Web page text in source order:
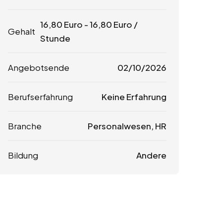
Gehalt
16,80 Euro -16,80 Euro /
Stunde
Angebotsende 02/10/2026
Berufserfahrung Keine Erfahrung
Branche Personalwesen, HR
Bildung Andere